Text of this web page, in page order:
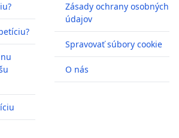
Zásady ochrany osobných
údajov
Spravovať súbory cookie
O nás